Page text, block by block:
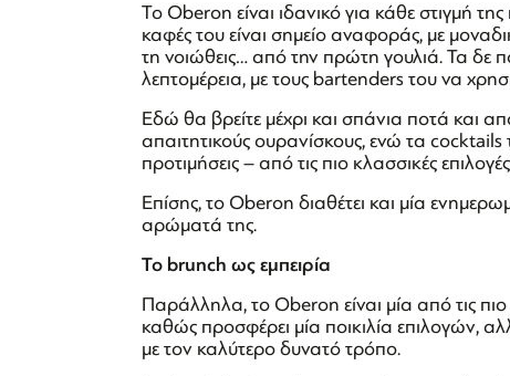
Το Oberon είναι ιδανικό για κάθε στιγμή
καφές του είναι σημείο αναφοράς, με
τη νοιώθεις… από την πρώτη γουλιά. Τα δε
λεπτομέρεια, με τους bartenders του να
Εδώ θα βρείτε μέχρι και σπάνια ποτά και
απαιτητικούς ουρανίσκους, ενώ τα cocktails
προτιμήσεις – από τις πιο κλασσικές
Επίσης, το Oberon διαθέτει και μία
αρώματά της.
Το brunch ως εμπειρία
Παράλληλα, το Oberon είναι μία από τις
καθώς προσφέρει μία ποικιλία επιλογών,
με τον καλύτερο δυνατό τρόπο.